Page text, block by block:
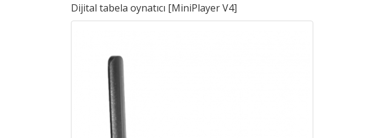
Dijital tabela oynatıcı [MiniPlayer V4]